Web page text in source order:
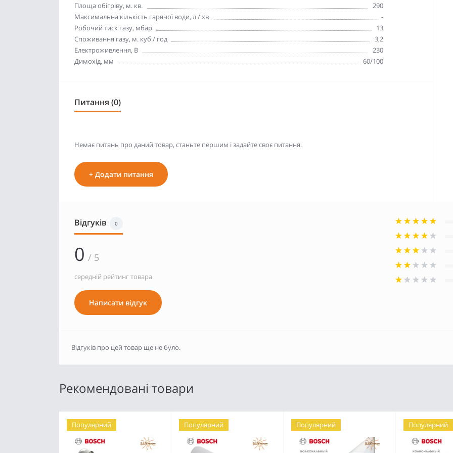
Площа обігріву, м. кв.
290
Максимальна кількість гарячої води, л / хв
-
Робочий тиск газу, мбар
13
Споживання газу, м. куб / год
3,2
Електроживлення, В
230
Димохід, мм
60/100
Питання (0)
Немає питань про даний товар, станьте першим і задайте своє питання.
+ Додати питання
Відгуків 0
0 / 5
середній рейтинг товара
Написати відгук
Відгуків про цей товар ще не було.
Рекомендовані товари
Популярний Популярний Популярний Популярний